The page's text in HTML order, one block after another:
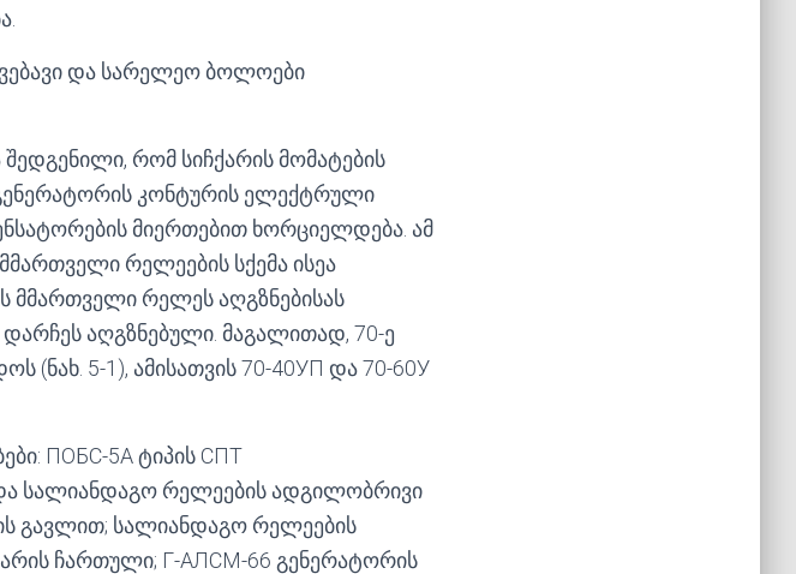
და სარელეო ბოლოები
რომ სიჩქარის მომატების
კონტურის ელექტრული
მიერთებით ხორციელდება. ამ
რელეების სქემა ისეა
მმართველი რელეს აღგზნებისას
აღგზნებული. მაგალითად, 70-ე
(ნახ. 5-1), ამისათვის 70-40УП და 70-60У
ПОБС-5А ტიპის СПТ
სალიანდაგო რელეების ადგილობრივი
გავლით; სალიანდაგო რელეების
ჩართული; Г-АЛСМ-66 გენერატორის